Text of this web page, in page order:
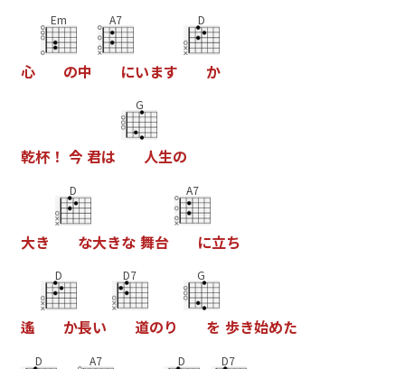
心
Em
の中
A7
にいます
D
か
乾杯！ 今 君は
G
人生の
大き
D
な大きな 舞台
A7
に立ち
遙
D
か長い
D7
道のり
G
を 歩き始めた
D A7 D D7